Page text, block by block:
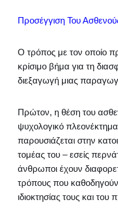
Προσέγγιση Του
Ο τρόπος με τον οποίο
κρίσιμο βήμα για τη
διεξαγωγή μιας
Πρώτον, η θέση του
ψυχολογικό
παρουσιάζεται στην
τομέας του – εσείς
άνθρωποι έχουν
τρόπους που καθοδηγούν
ιδιοκτησίας τους και